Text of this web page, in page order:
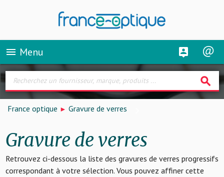
menu Menu
search
France optique Gravure de verres
Gravure de verres
Retrouvez ci-dessous la liste des gravures de verres progressifs
correspondant à votre sélection. Vous pouvez affiner cette